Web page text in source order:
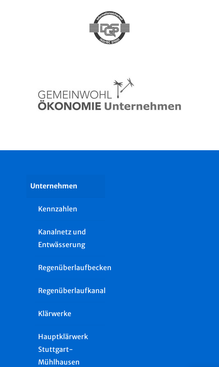
Unternehmen
Kennzahlen
Kanalnetz und
Entwässerung
Regenüberlaufbecken
Regenüberlaufkanal
Klärwerke
Hauptklärwerk
Stuttgart-
Mühlhausen